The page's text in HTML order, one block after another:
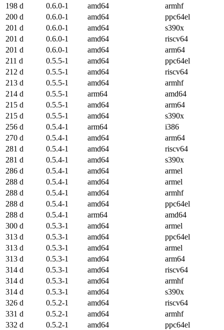
198 d
0.6.0-1 amd64
armhf
200 d
0.6.0-1 amd64
ppc64el
201 d
0.6.0-1 amd64
s390x
201 d
0.6.0-1 amd64
riscv64
201 d
0.6.0-1 amd64
arm64
211 d
0.5.5-1 amd64
ppc64el
212 d
0.5.5-1 amd64
riscv64
213 d
0.5.5-1 amd64
armhf
214 d
0.5.5-1 arm64
amd64
215 d
0.5.5-1 amd64
arm64
215 d
0.5.5-1 amd64
s390x
256 d
0.5.4-1 arm64
i386
270 d
0.5.4-1 amd64
arm64
281 d
0.5.4-1 amd64
riscv64
281 d
0.5.4-1 amd64
s390x
286 d
0.5.4-1 amd64
armel
288 d
0.5.4-1 amd64
armel
288 d
0.5.4-1 amd64
armhf
288 d
0.5.4-1 amd64
ppc64el
288 d
0.5.4-1 arm64
amd64
300 d
0.5.3-1 amd64
armel
313 d
0.5.3-1 amd64
ppc64el
313 d
0.5.3-1 amd64
armel
313 d
0.5.3-1 amd64
arm64
314 d
0.5.3-1 amd64
riscv64
314 d
0.5.3-1 amd64
armhf
314 d
0.5.3-1 amd64
s390x
326 d
0.5.2-1 amd64
riscv64
331 d
0.5.2-1 amd64
armhf
332 d
0.5.2-1 amd64
ppc64el